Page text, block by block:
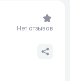
Нет отзывов